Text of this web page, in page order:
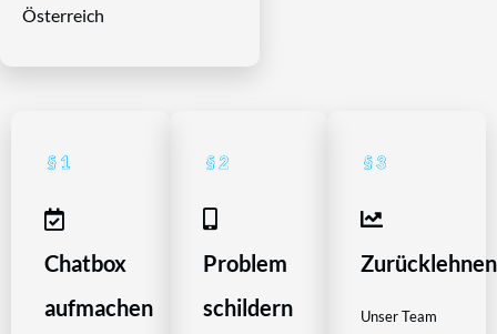
Österreich
Chatbox
aufmachen
Problem
schildern
Zurücklehnen
Unser Team